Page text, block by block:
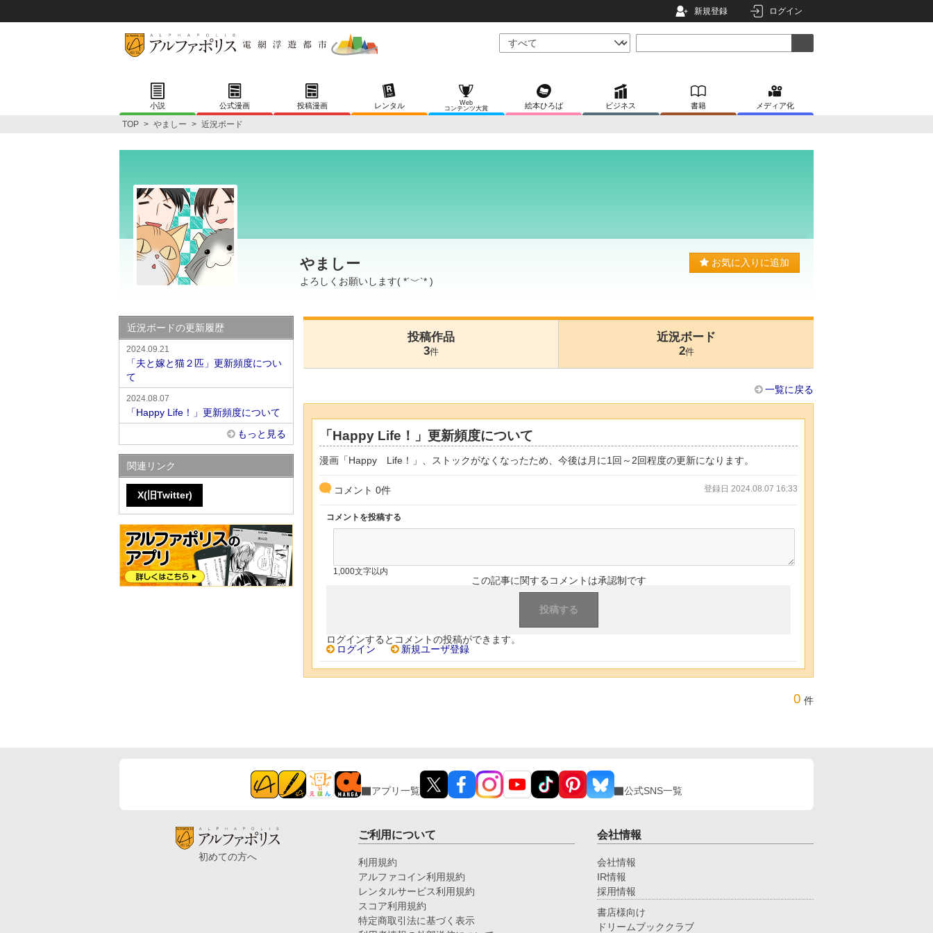
新規登録 ログイン
小説 公式漫画 投稿漫画 レンタル
Web
コンテンツ大賞
絵本ひろば ビジネス 書籍 メディア化
TOP > やましー > 近況ボード
やましー
よろしくお願いします( *´﹀`* )
お気に入りに追加
投稿作品
3件
近況ボード
2件
一覧に戻る
「Happy Life！」更新頻度について
漫画「Happy Life！」、ストックがなくなったため、今後は月に1回～2回程度の更新になります。
コメント 0件 登録日 2024.08.07 16:33
コメントを投稿する
1,000文字以内
この記事に関するコメントは承認制です
ログインするとコメントの投稿ができます。
ログイン
新規ユーザ登録
0 件
近況ボードの更新履歴
2024.09.21
「夫と嫁と猫２匹」更新頻度につい
て
2024.08.07
「Happy Life！」更新頻度について
もっと見る
関連リンク
X(旧Twitter)
アプリ一覧 公式SNS一覧
初めての方へ
ご利用について
利用規約
アルファコイン利用規約
レンタルサービス利用規約
スコア利用規約
特定商取引法に基づく表示
会社情報
会社情報
IR情報
採用情報
書店様向け
ドリームブッククラブ